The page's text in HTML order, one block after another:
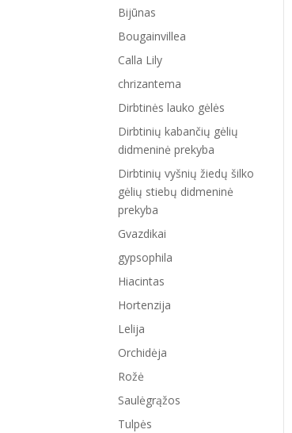
Bijūnas
Bougainvillea
Calla Lily
chrizantema
Dirbtinės lauko gėlės
Dirbtinių kabančių gėlių
didmeninė prekyba
Dirbtinių vyšnių žiedų šilko
gėlių stiebų didmeninė
prekyba
Gvazdikai
gypsophila
Hiacintas
Hortenzija
Lelija
Orchidėja
Rožė
Saulėgrąžos
Tulpės